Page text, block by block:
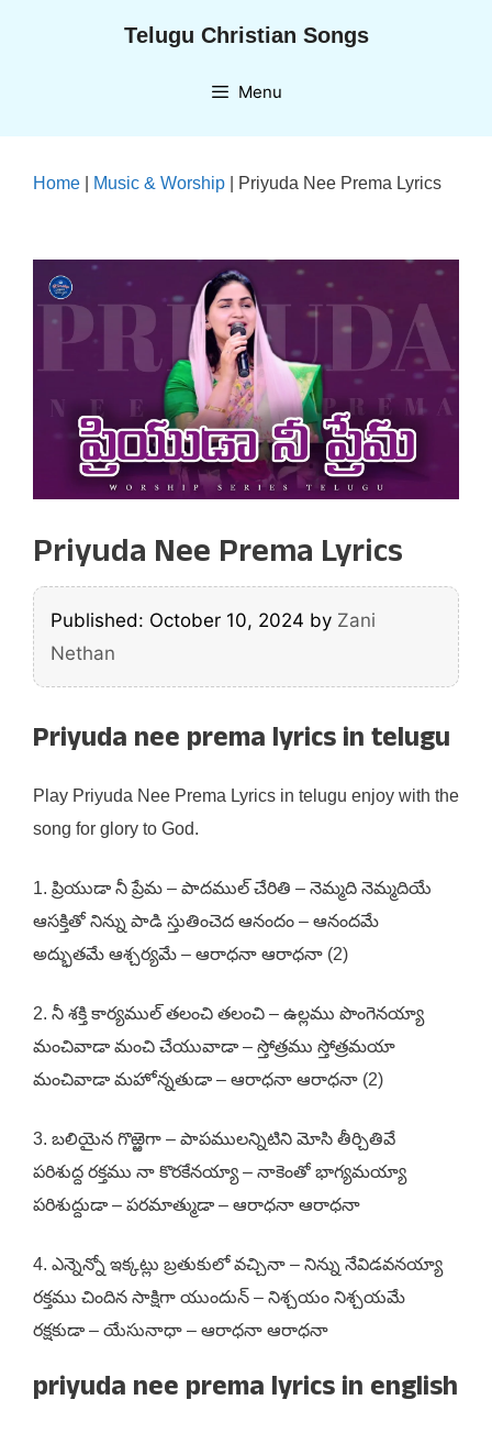
Telugu Christian Songs
Menu
Home Music & Worship Priyuda Nee Prema Lyrics
Priyuda Nee Prema Lyrics
Published: October 10, 2024 by Zani
Nethan
Priyuda nee prema lyrics in telugu
Play Priyuda Nee Prema Lyrics in telugu enjoy with the
song for glory to God.
1. ప్రియుడా నీ ప్రేమ – పాదముల్ చేరితి – నెమ్మది నెమ్మదియే
ఆసక్తితో నిన్ను పాడి స్తుతించెద ఆనందం – ఆనందమే
అద్భుతమే ఆశ్చర్యమే – ఆరాధనా ఆరాధనా (2)
2. నీ శక్తి కార్యముల్ తలంచి తలంచి – ఉల్లము పొంగెనయ్యా
మంచివాడా మంచి చేయువాడా – స్తోత్రము స్తోత్రమయా
మంచివాడా మహోన్నతుడా – ఆరాధనా ఆరాధనా (2)
3. బలియైన గొఱ్ఱెగా – పాపములన్నిటిని మోసి తీర్చితివే
పరిశుద్ద రక్తము నా కొరకేనయ్యా – నాకెంతో భాగ్యమయ్యా
పరిశుద్దుడా – పరమాత్ముడా – ఆరాధనా ఆరాధనా
4. ఎన్నెన్నో ఇక్కట్లు బ్రతుకులో వచ్చినా – నిన్ను నేవిడవనయ్యా
రక్తము చిందిన సాక్షిగా యుందున్ – నిశ్చయం నిశ్చయమే
రక్షకుడా – యేసునాధా – ఆరాధనా ఆరాధనా
priyuda nee prema lyrics in english